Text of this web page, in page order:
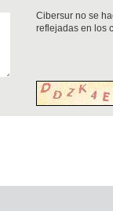
Cibersur no se
reflejadas en los